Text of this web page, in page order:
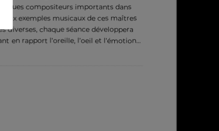
compositeurs importants dans
exemples musicaux de ces maîtres
diverses, chaque séance développera
en rapport l’oreille, l’oeil et l’émotion…